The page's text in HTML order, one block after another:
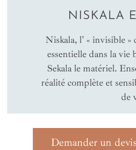
NISKALA
Niskala, l' « invisible
essentielle dans la vie
Sekala le matériel.
réalité complète et
de
Demander un